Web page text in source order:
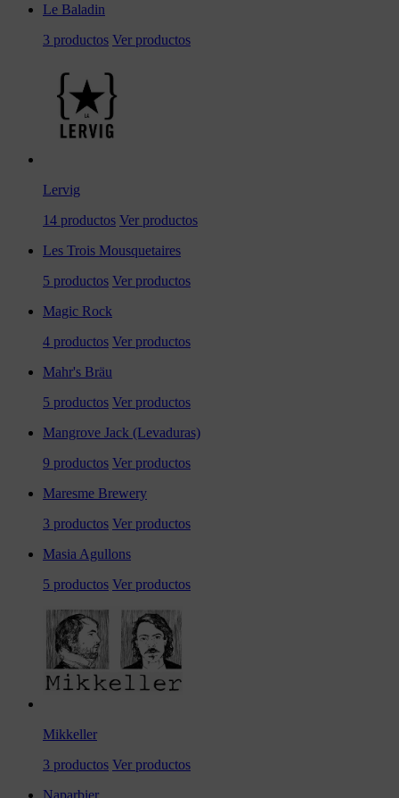
Le Baladin
3 productos Ver productos
Lervig
14 productos Ver productos
Les Trois Mousquetaires
5 productos Ver productos
Magic Rock
4 productos Ver productos
Mahr's Bräu
5 productos Ver productos
Mangrove Jack (Levaduras)
9 productos Ver productos
Maresme Brewery
3 productos Ver productos
Masia Agullons
5 productos Ver productos
Mikkeller
3 productos Ver productos
Naparbier